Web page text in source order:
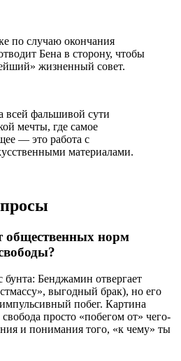
по случаю окончания
Бена в сторону, чтобы
жизненный совет.
всей фальшивой сути
мечты, где самое
— это работа с
материалами.
общественных норм
Бенджамин отвергает
выгодный брак), но его
побег. Картина
свобода просто «побегом от» чего-
и понимания того, «к чему» ты